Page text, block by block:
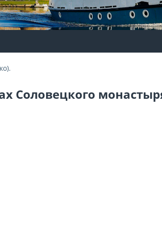
Соловецкого